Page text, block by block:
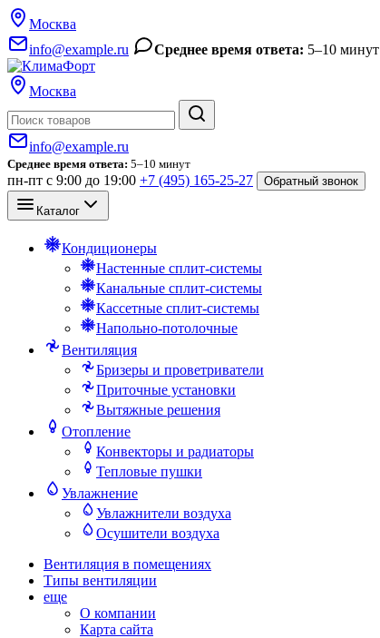
Москва
info@example.ru
Среднее время ответа: 5–10 минут
Москва
info@example.ru
Среднее время ответа: 5–10 минут
пн-пт с 9:00 до 19:00 +7 (495) 165-25-27 Обратный звонок
Каталог
Кондиционеры
Настенные сплит-системы
Канальные сплит-системы
Кассетные сплит-системы
Напольно-потолочные
Вентиляция
Бризеры и проветриватели
Приточные установки
Вытяжные решения
Отопление
Конвекторы и радиаторы
Тепловые пушки
Увлажнение
Увлажнители воздуха
Осушители воздуха
Вентиляция в помещениях
Типы вентиляции
еще
О компании
Карта сайта